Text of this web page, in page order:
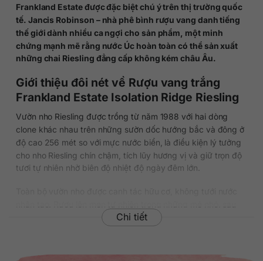
Frankland Estate được đặc biệt chú ý trên thị trường quốc
tế. Jancis Robinson – nhà phê bình rượu vang danh tiếng
thế giới dành nhiều ca ngợi cho sản phẩm, một minh
chứng mạnh mẽ rằng nước Úc hoàn toàn có thể sản xuất
những chai Riesling đẳng cấp không kém châu Âu.
Giới thiệu đôi nét về Rượu vang trắng
Frankland Estate Isolation Ridge Riesling
Vườn nho Riesling được trồng từ năm 1988 với hai dòng
clone khác nhau trên những sườn dốc hướng bắc và đông ở
độ cao 256 mét so với mực nước biển, là điều kiện lý tưởng
cho nho Riesling chín chậm, tích lũy hương vị và giữ trọn độ
tươi tự nhiên nhờ biên độ nhiệt độ ngày đêm lớn.
đó ủ trên bã men 9 tháng để tạo thêm kết cấu và cá tính
mức giá.
Chi tiết